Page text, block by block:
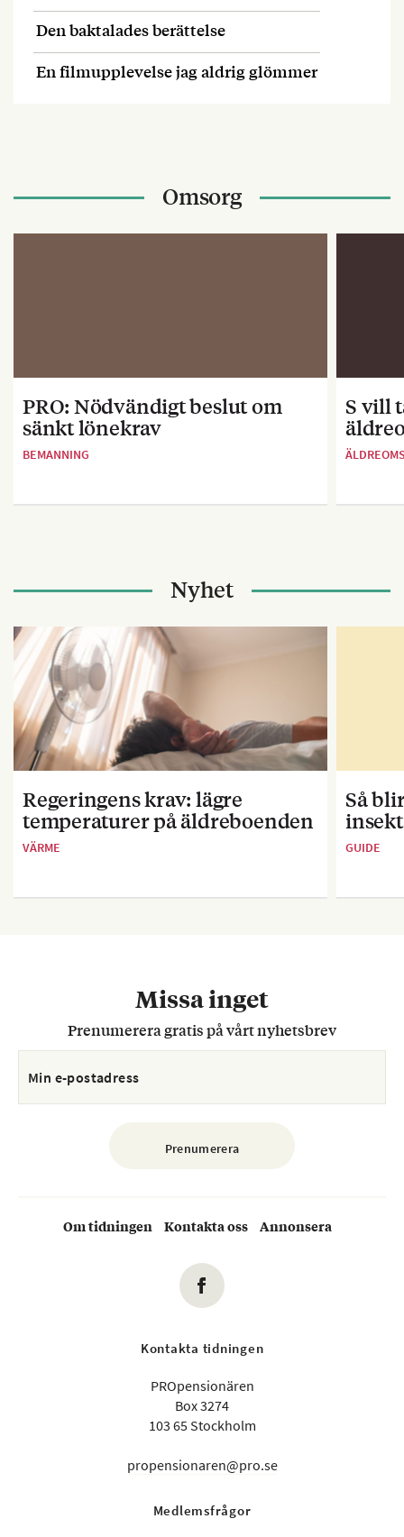
Den baktalades berättelse
En filmupplevelse jag aldrig glömmer
Omsorg
PRO: Nödvändigt beslut om
sänkt lönekrav
BEMANNING
S vill
Nyhet
Regeringens krav: lägre
temperaturer på äldreboenden
VÄRME
Så
GUIDE
Missa inget
Prenumerera gratis på vårt nyhetsbrev
Om tidningen Kontakta oss Annonsera
Kontakta tidningen
PROpensionären
Box 3274
103 65 Stockholm
propensionaren@pro.se
Medlemsfrågor